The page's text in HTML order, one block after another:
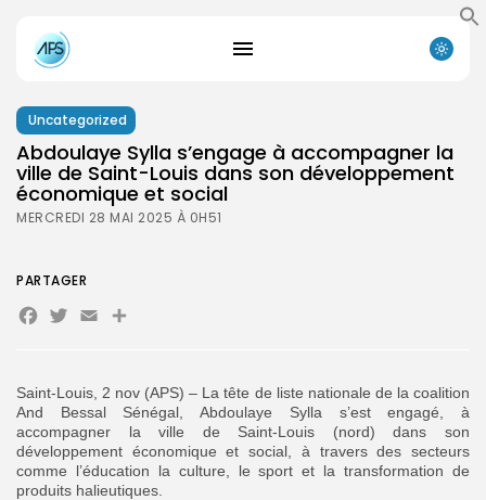
Uncategorized
Abdoulaye Sylla s’engage à accompagner la
ville de Saint-Louis dans son développement
économique et social
MERCREDI 28 MAI 2025 À 0H51
Saint-Louis, 2 nov (APS) – La tête de liste nationale de la coalition
And Bessal Sénégal, Abdoulaye Sylla s’est engagé, à
accompagner la ville de Saint-Louis (nord) dans son
développement économique et social, à travers des secteurs
comme l’éducation la culture, le sport et la transformation de
produits halieutiques.
PARTAGER
Facebook
Twitter
EmailPartager